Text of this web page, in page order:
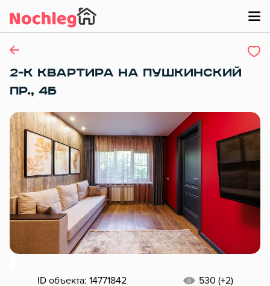
2-К КВАРТИРА НА ПУШКИНСКИЙ
ПР., 4Б
ID объекта: 14771842 530 (+2)